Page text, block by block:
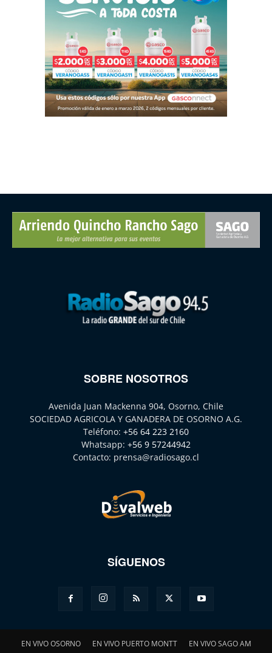
SOBRE NOSOTROS
Avenida Juan Mackenna 904, Osorno, Chile
SOCIEDAD AGRICOLA Y GANADERA DE OSORNO A.G.
Teléfono: +56 64 223 2160
Whatsapp: +56 9 57244942
Contacto: prensa@radiosago.cl
SÍGUENOS
EN VIVO OSORNO EN VIVO PUERTO MONTT EN VIVO SAGO AM